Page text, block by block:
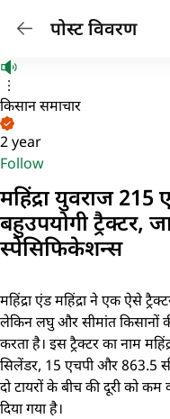
पोस्ट विवरण
किसान समाचार
2 year
Follow
महिंद्रा युवराज
बहुउपयोगी ट्रैक्टर,
स्पेसिफिकेशन्स
महिंद्रा एंड महिंद्रा ने एक ऐसे
लेकिन लघु और सीमांत किसानों
करता है। इस ट्रैक्टर का नाम
सिलेंडर, 15 एचपी और 863.5
दो टायरों के बीच की दूरी को
दिया गया है।